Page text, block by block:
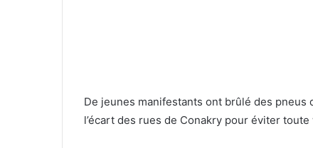
De jeunes manifestants ont brûlé des
l’écart des rues de Conakry pour éviter toute